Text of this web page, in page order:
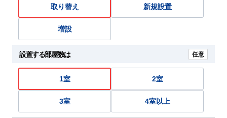
取り替え 新規設置
増設
設置する部屋数は 任意
1室 2室
3室 4室以上